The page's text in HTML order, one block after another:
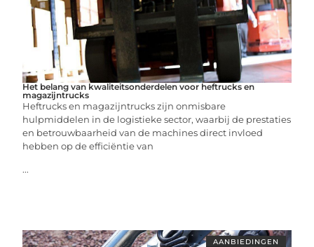
Het belang van kwaliteitsonderdelen voor heftrucks en
magazijntrucks
Heftrucks en magazijntrucks zijn onmisbare
hulpmiddelen in de logistieke sector, waarbij de prestaties
en betrouwbaarheid van de machines direct invloed
hebben op de efficiëntie van
...
AANBIEDINGEN